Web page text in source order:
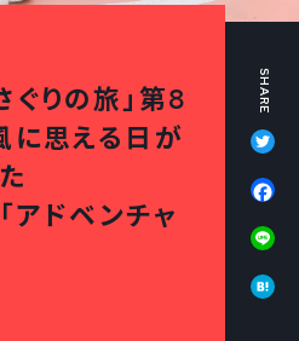
ぐりの旅」第8
に思える日が
アドベンチャ